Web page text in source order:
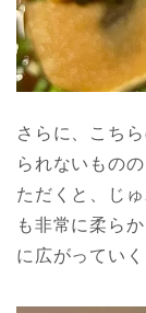
さらに、こち
られないもの
ただくと、じ
も非常に柔ら
に広がってい